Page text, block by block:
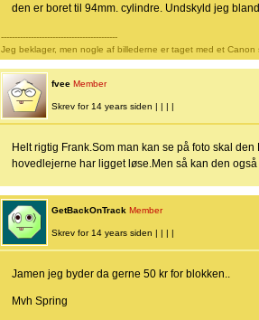
den er boret til 94mm. cylindre. Undskyld jeg
-------------------------------------------
Jeg beklager, men nogle af billederne er taget med et Canon
fvee Member
Skrev for 14 years siden | | | |
Helt rigtig Frank.Som man kan se på foto skal den
hovedlejerne har ligget løse.Men så kan den
GetBackOnTrack Member
Skrev for 14 years siden | | | |
Jamen jeg byder da gerne 50 kr for blokken..
Mvh Spring